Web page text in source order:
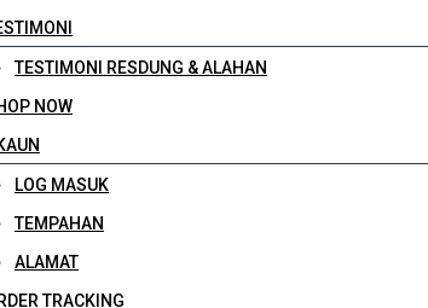
TESTIMONI RESDUNG & ALAHAN
NOW
LOG MASUK
TEMPAHAN
ALAMAT
TRACKING